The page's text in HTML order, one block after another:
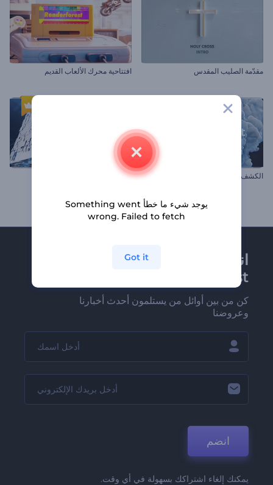
مقدّمة الصليب المقدس افتتاحية محرك الألعاب القديم
الكشف عن شعار يظهر عبر الدخان شعار المكعب الإلكتروني الملهم
انضم إلى نشرة
Renderforest الإخبارية
كن من بين أوائل من يستلمون أحدث أخبارنا
وعروضنا
انضم
يمكنك إلغاء اشتراكك بسهولة في أي وقت.
يوجد شيء ما خطأ Something went
wrong. Failed to fetch
Got it